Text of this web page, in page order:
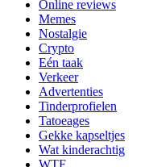
Online reviews
Memes
Nostalgie
Crypto
Eén taak
Verkeer
Advertenties
Tinderprofielen
Tatoeages
Gekke kapseltjes
Wat kinderachtig
WTF